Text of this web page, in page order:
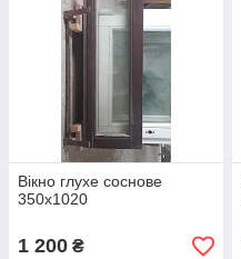
Вікно глухе соснове
350х1020
1 200 ₴